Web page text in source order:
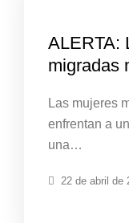
ALERTA:
migradas
Las mujeres
enfrentan a
una…
22 de abril de